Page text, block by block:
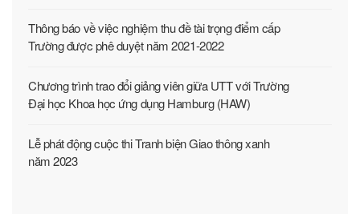
Thông báo về việc nghiệm thu đề tài trọng điểm cấp
Trường được phê duyệt năm 2021-2022
Chương trình trao đổi giảng viên giữa UTT với Trường
Đại học Khoa học ứng dụng Hamburg (HAW)
Lễ phát động cuộc thi Tranh biện Giao thông xanh
năm 2023